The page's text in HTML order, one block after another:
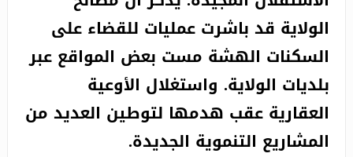
الولاية قد باشرت عمليات للقضاء على
السكنات الهشة مست بعض المواقع عبر
بلديات الولاية. واستغلال الأوعية
العقارية عقب هدمها لتوطين العديد من
المشاريع التنموية الجديدة.